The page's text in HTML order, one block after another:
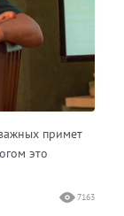
примет
это
7163